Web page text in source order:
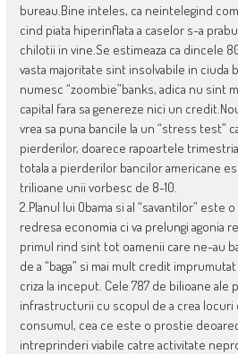
bureau.Bine inteles, ca neintelegind
cind piata hiperinflata a caselor s-a
chilotii in vine.Se estimeaza ca dincele
vasta majoritate sint insolvabile in ciuda
numesc “zoombie”banks, adica nu sint
capital fara sa genereze nici un
vrea sa puna bancile la un “stress test”
pierderilor, doarece rapoartele
totala a pierderilor bancilor americane
trilioane unii vorbesc de 8-10.
2.Planul lui Obama si al “savantilor” este
redresa economia ci va prelungi agonia
primul rind sint tot oamenii care ne-au
de a “baga” si mai mult credit
criza la inceput. Cele 787 de bilioane
infrastructurii cu scopul de a crea locuri
consumul, cea ce este o prostie
intreprinderi viabile catre activitate